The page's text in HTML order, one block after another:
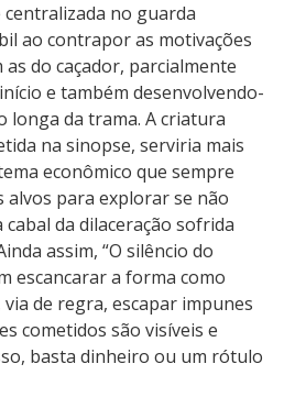
no guarda
ao contrapor as motivações
do caçador, parcialmente
e também desenvolvendo-
longa da trama. A criatura
na sinopse, serviria mais
econômico que sempre
alvos para explorar se não
da dilaceração sofrida
assim, “O silêncio do
escancarar a forma como
de regra, escapar impunes
cometidos são visíveis e
basta dinheiro ou um rótulo